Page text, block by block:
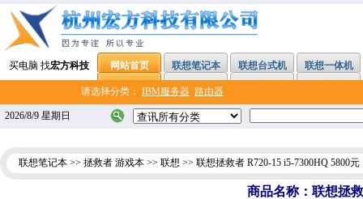
买电脑 找宏方科技 网站首页 联想笔记本 联想台式机 联想一体机
请选择分类： IBM服务器 路由器
2026/8/9 星期日
联想笔记本 >> 拯救者 游戏本 >> 联想 >> 联想拯救者 R720-15 i5-7300HQ 5800元
商品名称：联想拯